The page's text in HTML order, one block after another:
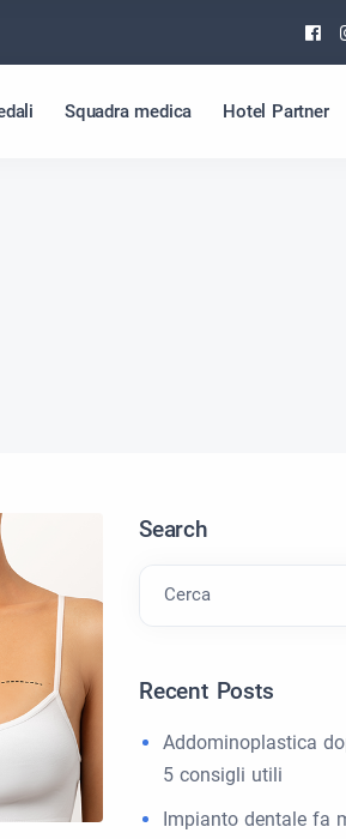
Squadra medica Hotel Partner
Search
Cerca
Recent Posts
Addominoplastica
5 consigli utili
Impianto dentale fa